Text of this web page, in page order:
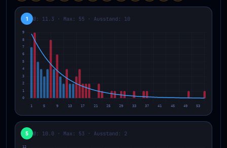
1 Ø: 11.3 · Max: 55 · Ausstand: 10
5 Ø: 10.0 · Max: 53 · Ausstand: 2